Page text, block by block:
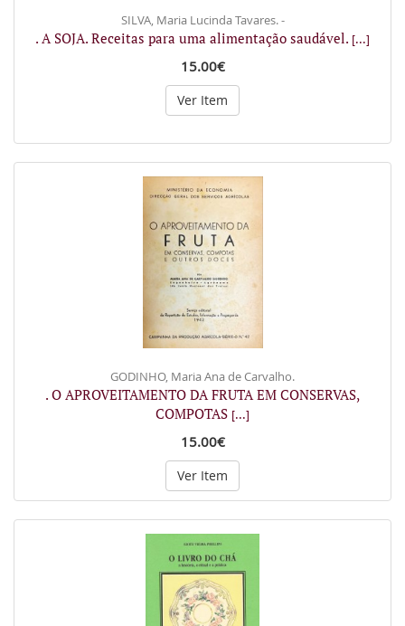
SILVA, Maria Lucinda Tavares. -
. A SOJA. Receitas para uma alimentação saudável. [...]
15.00€
Ver Item
GODINHO, Maria Ana de Carvalho.
. O APROVEITAMENTO DA FRUTA EM CONSERVAS,
COMPOTAS [...]
15.00€
Ver Item